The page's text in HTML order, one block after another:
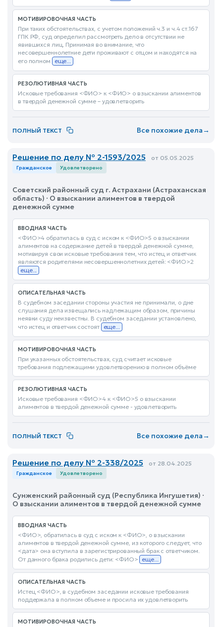
МОТИВИРОВОЧНАЯ ЧАСТЬ
При таких обстоятельствах, с учетом положений ч.3 и ч.4 ст.167
ГПК РФ, суд определил рассмотреть дело в отсутствии не
явившихся лиц. Принимая во внимание, что
несовершеннолетние дети проживают с отцом и находятся на
его полном
еще...
РЕЗОЛЮТИВНАЯ ЧАСТЬ
Исковые требования <ФИО> к <ФИО> о взыскании алиментов
в твердой денежной сумме – удовлетворить
ПОЛНЫЙ ТЕКСТ Все похожие дела→
Решение по делу № 2-1593/2025 от 05.05.2025
Гражданское Удовлетворено
Советский районный суд г. Астрахани (Астраханская
область) · О взыскании алиментов в твердой
денежной сумме
ВВОДНАЯ ЧАСТЬ
<ФИО>4 обратилась в суд с иском к <ФИО>5 о взыскании
алиментов на содержание детей в твердой денежной сумме,
мотивируя свои исковые требования тем, что истец и ответчик
являются родителями несовершеннолетних детей: <ФИО>2
еще...
ОПИСАТЕЛЬНАЯ ЧАСТЬ
В судебном заседании стороны участия не принимали, о дне
слушания дела извещались надлежащим образом, причины
неявки суду неизвестны. В судебном заседании установлено,
что истец и ответчик состоят еще...
МОТИВИРОВОЧНАЯ ЧАСТЬ
При указанных обстоятельствах, суд считает исковые
требования подлежащими удовлетворению в полном объёме
РЕЗОЛЮТИВНАЯ ЧАСТЬ
Исковые требования <ФИО>4 к <ФИО>5 о взыскании
алиментов в твердой денежной сумме - удовлетворить
ПОЛНЫЙ ТЕКСТ Все похожие дела→
Решение по делу № 2-338/2025 от 28.04.2025
Гражданское Удовлетворено
Сунженский районный суд (Республика Ингушетия) ·
О взыскании алиментов в твердой денежной сумме
ВВОДНАЯ ЧАСТЬ
<ФИО>, обратилась в суд с иском к <ФИО>, о взыскании
алиментов в твердой денежной сумме, из которого следует, что
<дата> она вступила в зарегистрированный брак с ответчиком.
От данного брака родились дети: <ФИО> еще...
ОПИСАТЕЛЬНАЯ ЧАСТЬ
Истец <ФИО>, в судебном заседании исковые требования
поддержала в полном объеме и просила их удовлетворить
МОТИВИРОВОЧНАЯ ЧАСТЬ